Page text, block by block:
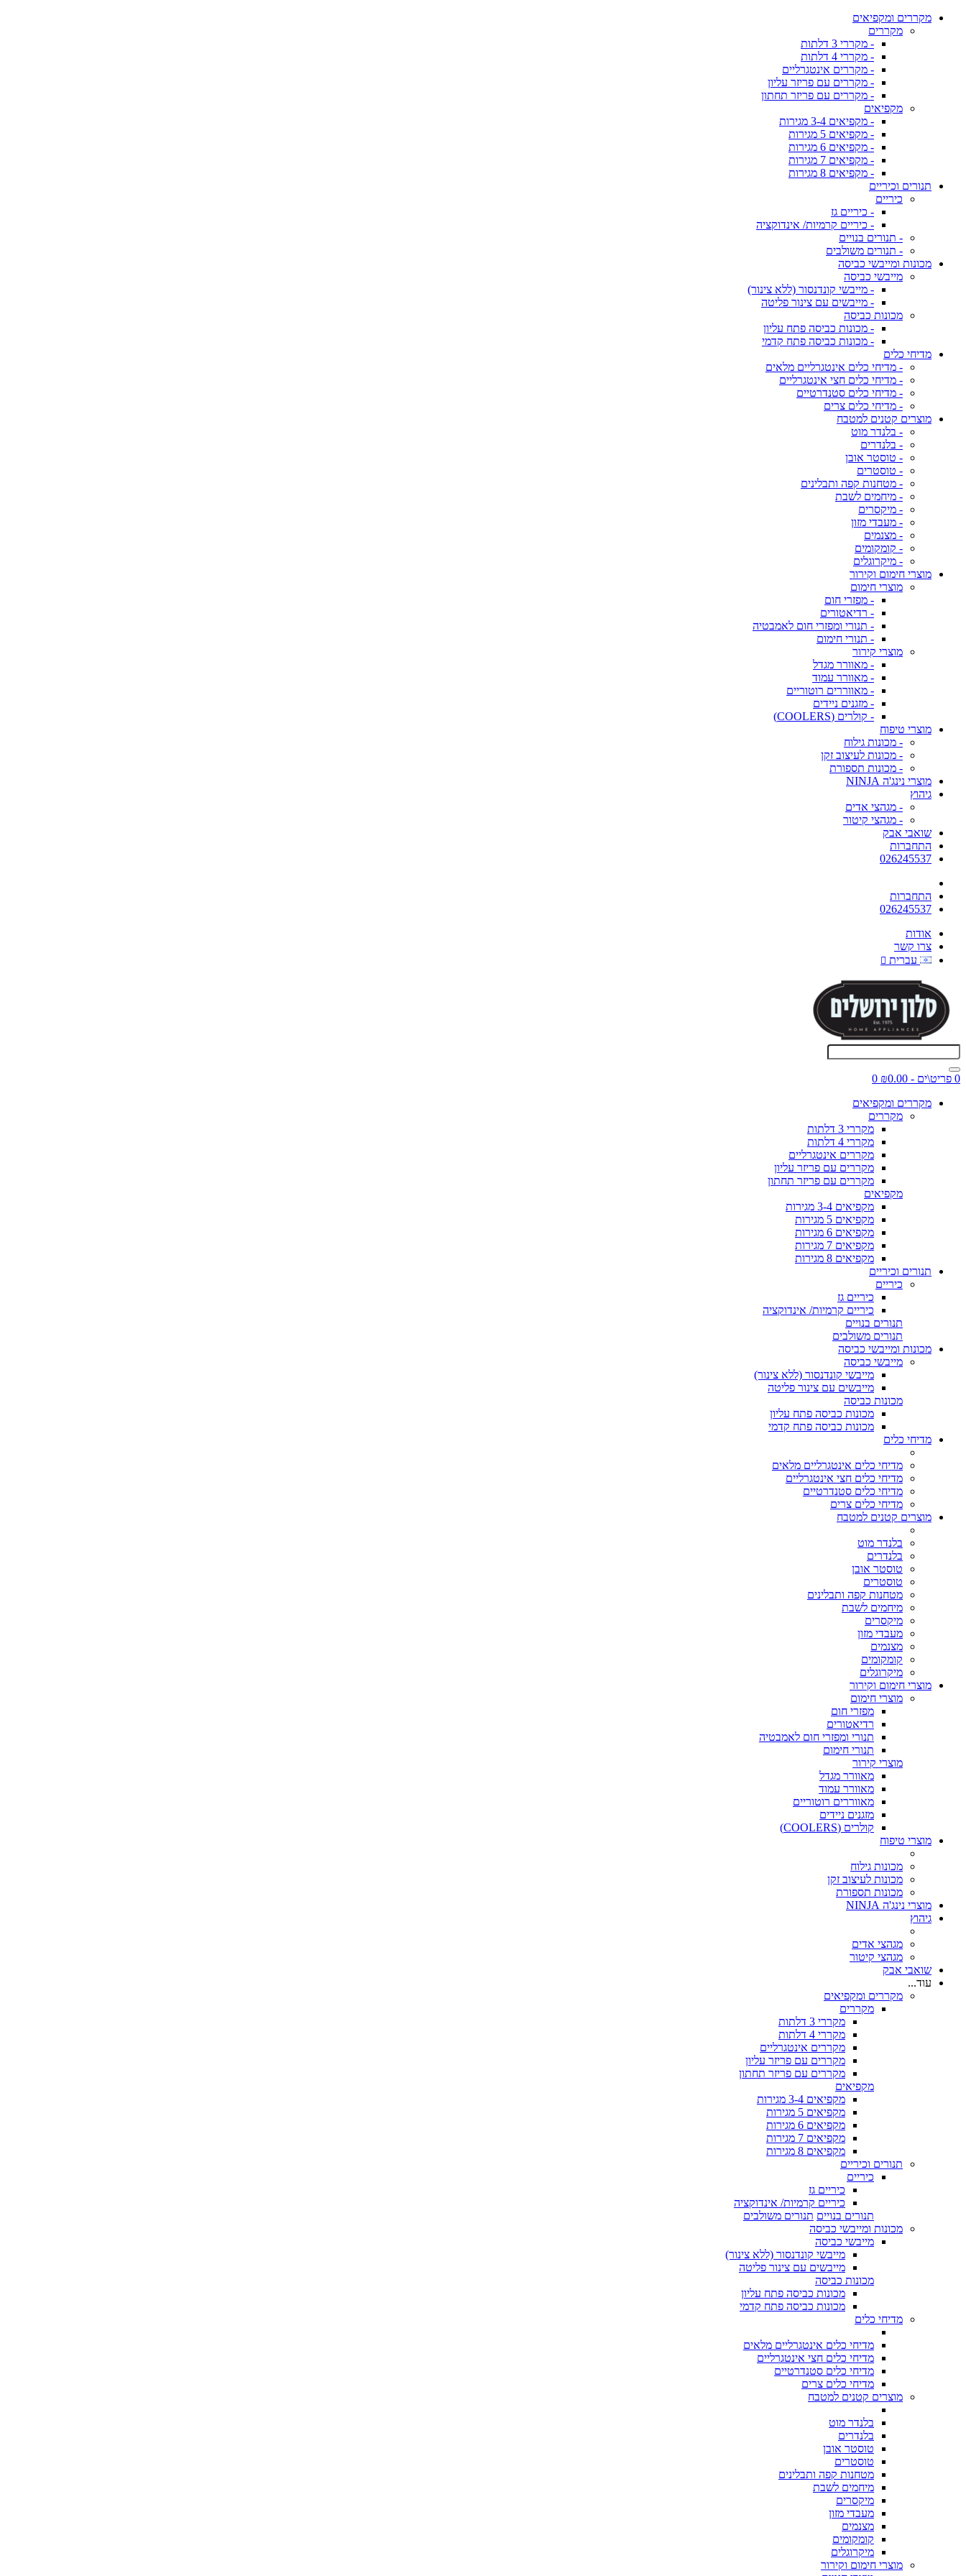
מקררים ומקפיאים
מקררים
- מקררי 3 דלתות
- מקררי 4 דלתות
- מקררים אינטגרליים
- מקררים עם פריזר עליון
- מקררים עם פריזר תחתון
מקפיאים
- מקפיאים 3-4 מגירות
- מקפיאים 5 מגירות
- מקפיאים 6 מגירות
- מקפיאים 7 מגירות
- מקפיאים 8 מגירות
תנורים וכיריים
כיריים
- כיריים גז
- כיריים קרמיות/ אינדוקציה
- תנורים בנויים
- תנורים משולבים
מכונות ומייבשי כביסה
מייבשי כביסה
- מייבשי קונדנסור (ללא צינור)
- מייבשים עם צינור פליטה
מכונות כביסה
- מכונות כביסה פתח עליון
- מכונות כביסה פתח קדמי
מדיחי כלים
- מדיחי כלים אינטגרליים מלאים
- מדיחי כלים חצי אינטגרליים
- מדיחי כלים סטנדרטיים
- מדיחי כלים צרים
מוצרים קטנים למטבח
- בלנדר מוט
- בלנדרים
- טוסטר אובן
- טוסטרים
- מטחנות קפה ותבלינים
- מיחמים לשבת
- מיקסרים
- מעבדי מזון
- מצנמים
- קומקומים
- מיקרוגלים
מוצרי חימום וקירור
מוצרי חימום
- מפזרי חום
- רדיאטורים
- תנורי ומפזרי חום לאמבטיה
- תנורי חימום
מוצרי קירור
- מאוורר מגדל
- מאוורר עמוד
- מאווררים רוטוריים
- מזגנים ניידים
- קולרים (COOLERS)
מוצרי טיפוח
- מכונות גילוח
- מכונות לעיצוב זקן
- מכונות תספורת
מוצרי נינג'ה NINJA
גיהוץ
- מגהצי אדים
- מגהצי קיטור
שואבי אבק
התחברות
026245537
התחברות
026245537
אודות
צרו קשר
עברית
0 פריט\ים - ₪0.00
0
מקררים ומקפיאים
מקררים
מקררי 3 דלתות
מקררי 4 דלתות
מקררים אינטגרליים
מקררים עם פריזר עליון
מקררים עם פריזר תחתון
מקפיאים
מקפיאים 3-4 מגירות
מקפיאים 5 מגירות
מקפיאים 6 מגירות
מקפיאים 7 מגירות
מקפיאים 8 מגירות
תנורים וכיריים
כיריים
כיריים גז
כיריים קרמיות/ אינדוקציה
תנורים בנויים
תנורים משולבים
מכונות ומייבשי כביסה
מייבשי כביסה
מייבשי קונדנסור (ללא צינור)
מייבשים עם צינור פליטה
מכונות כביסה
מכונות כביסה פתח עליון
מכונות כביסה פתח קדמי
מדיחי כלים
מדיחי כלים אינטגרליים מלאים
מדיחי כלים חצי אינטגרליים
מדיחי כלים סטנדרטיים
מדיחי כלים צרים
מוצרים קטנים למטבח
בלנדר מוט
בלנדרים
טוסטר אובן
טוסטרים
מטחנות קפה ותבלינים
מיחמים לשבת
מיקסרים
מעבדי מזון
מצנמים
קומקומים
מיקרוגלים
מוצרי חימום וקירור
מוצרי חימום
מפזרי חום
רדיאטורים
תנורי ומפזרי חום לאמבטיה
תנורי חימום
מוצרי קירור
מאוורר מגדל
מאוורר עמוד
מאווררים רוטוריים
מזגנים ניידים
קולרים (COOLERS)
מוצרי טיפוח
מכונות גילוח
מכונות לעיצוב זקן
מכונות תספורת
מוצרי נינג'ה NINJA
גיהוץ
מגהצי אדים
מגהצי קיטור
שואבי אבק
עוד...
מקררים ומקפיאים
מקררים
מקררי 3 דלתות
מקררי 4 דלתות
מקררים אינטגרליים
מקררים עם פריזר עליון
מקררים עם פריזר תחתון
מקפיאים
מקפיאים 3-4 מגירות
מקפיאים 5 מגירות
מקפיאים 6 מגירות
מקפיאים 7 מגירות
מקפיאים 8 מגירות
תנורים וכיריים
כיריים
כיריים גז
כיריים קרמיות/ אינדוקציה
תנורים בנויים תנורים משולבים
מכונות ומייבשי כביסה
מייבשי כביסה
מייבשי קונדנסור (ללא צינור)
מייבשים עם צינור פליטה
מכונות כביסה
מכונות כביסה פתח עליון
מכונות כביסה פתח קדמי
מדיחי כלים
מדיחי כלים אינטגרליים מלאים
מדיחי כלים חצי אינטגרליים
מדיחי כלים סטנדרטיים
מדיחי כלים צרים
מוצרים קטנים למטבח
בלנדר מוט
בלנדרים
טוסטר אובן
טוסטרים
מטחנות קפה ותבלינים
מיחמים לשבת
מיקסרים
מעבדי מזון
מצנמים
קומקומים
מיקרוגלים
מוצרי חימום וקירור